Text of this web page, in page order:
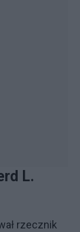
L.
rzecznik